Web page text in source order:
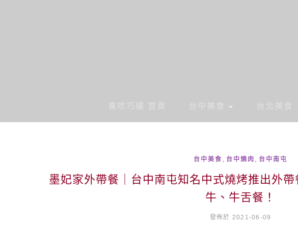
台中美食 台中燒肉 台中南屯
墨妃家外帶餐｜台中南屯知名中式燒烤推出外
牛、牛舌餐！
發佈於 2021-06-09